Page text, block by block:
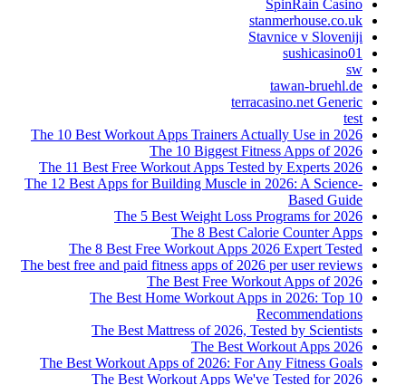
SpinRain Casino
stanmerhouse.co.uk
Stavnice v Sloveniji
sushicasino01
sw
tawan-bruehl.de
terracasino.net Generic
test
The 10 Best Workout Apps Trainers Actually Use in 2026
The 10 Biggest Fitness Apps of 2026
The 11 Best Free Workout Apps Tested by Experts 2026
The 12 Best Apps for Building Muscle in 2026: A Science-
Based Guide
The 5 Best Weight Loss Programs for 2026
The 8 Best Calorie Counter Apps
The 8 Best Free Workout Apps 2026 Expert Tested
The best free and paid fitness apps of 2026 per user reviews
The Best Free Workout Apps of 2026
The Best Home Workout Apps in 2026: Top 10
Recommendations
The Best Mattress of 2026, Tested by Scientists
The Best Workout Apps 2026
The Best Workout Apps of 2026: For Any Fitness Goals
The Best Workout Apps We've Tested for 2026